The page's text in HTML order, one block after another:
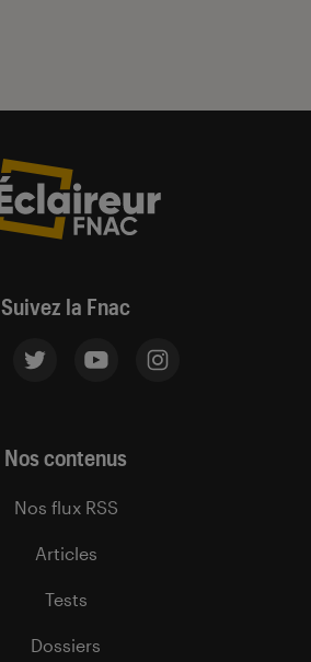
Suivez la Fnac
Nos contenus
Nos flux RSS
Articles
Tests
Dossiers